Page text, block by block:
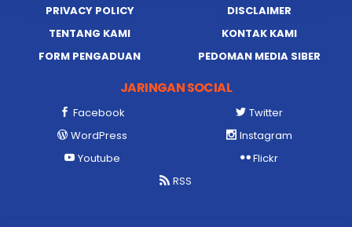
PRIVACY POLICY
DISCLAIMER
TENTANG KAMI
KONTAK KAMI
FORM PENGADUAN
PEDOMAN MEDIA SIBER
JARINGAN SOCIAL
Facebook
Twitter
WordPress
Instagram
Youtube
Flickr
RSS